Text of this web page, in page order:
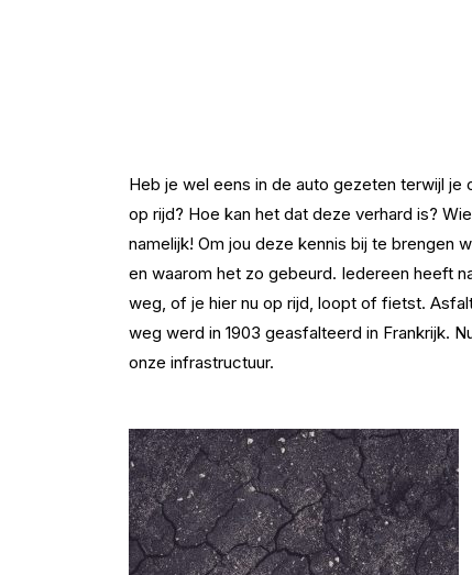
Heb je wel eens in de auto gezeten terwijl
op rijd? Hoe kan het dat deze verhard is?
namelijk! Om jou deze kennis bij te brengen
en waarom het zo gebeurd. Iedereen heeft
weg, of je hier nu op rijd, loopt of fietst.
weg werd in 1903 geasfalteerd in Frankrijk.
onze infrastructuur.